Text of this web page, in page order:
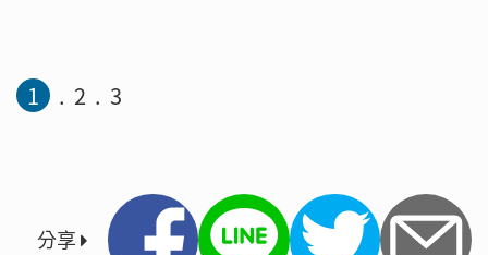
1 2 3
分享